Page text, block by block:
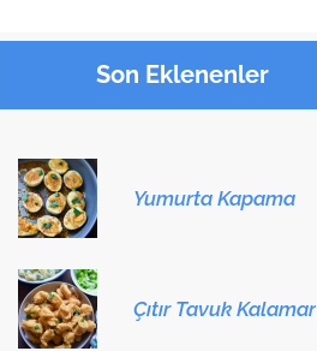
Son Eklenenler
Yumurta Kapama
Çıtır Tavuk Kalamar